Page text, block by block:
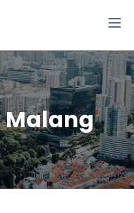
Malang